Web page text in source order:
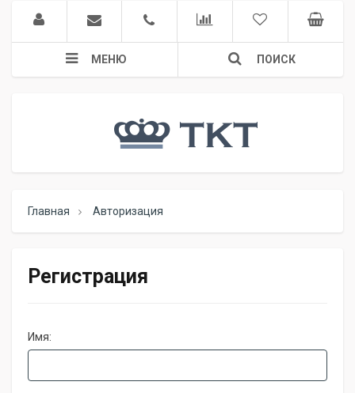
МЕНЮ ПОИСК
Главная Авторизация
Регистрация
Имя: